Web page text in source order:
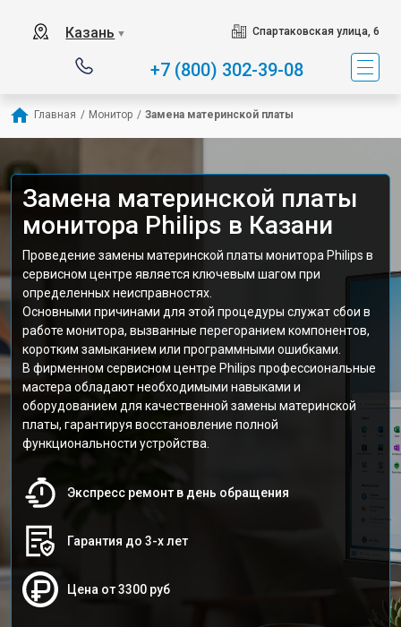
Казань ▼ Спартаковская улица, 6
+7 (800) 302-39-08
Главная / Монитор / Замена материнской платы
Замена материнской платы
монитора Philips в Казани
Проведение замены материнской платы монитора Philips в
сервисном центре является ключевым шагом при
определенных неисправностях.
Основными причинами для этой процедуры служат сбои в
работе монитора, вызванные перегоранием компонентов,
коротким замыканием или программными ошибками.
В фирменном сервисном центре Philips профессиональные
мастера обладают необходимыми навыками и
оборудованием для качественной замены материнской
платы, гарантируя восстановление полной
функциональности устройства.
Экспресс ремонт в день обращения
Гарантия до 3-х лет
Цена от 3300 руб